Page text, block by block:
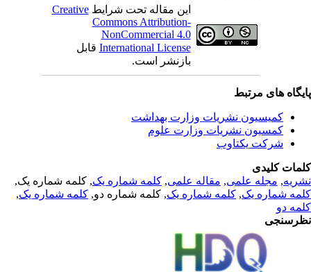
این مقاله تحت شرایطCreative
Commons Attribution-
NonCommercial 4.0
International Licenseقابل
بازنشر است.
های مرتبط
کمیسیون نشریات وزارت بهداشت
کمسیون نشریات وزارت علوم
شرکت یکتاوب
کلیدی
,مجله علمی, مقاله علمی, کلمه شماره یک, کلمه شماره یک,
شماره یک,کلمه شماره یک, کلمه شماره دو,کلمه شماره یک,
دو